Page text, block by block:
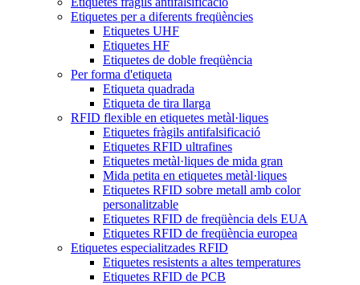
Etiquetes per a diferents freqüències
Etiquetes UHF
Etiquetes HF
Etiquetes de doble freqüència
Per forma d'etiqueta
Etiqueta quadrada
Etiqueta de tira llarga
RFID flexible en etiquetes metàl·liques
Etiquetes fràgils antifalsificació
Etiquetes RFID ultrafines
Etiquetes metàl·liques de mida gran
Mida petita en etiquetes metàl·liques
Etiquetes RFID sobre metall amb color
personalitzable
Etiquetes RFID de freqüència dels EUA
Etiquetes RFID de freqüència europea
Etiquetes especialitzades RFID
Etiquetes resistents a altes temperatures
Etiquetes RFID de PCB